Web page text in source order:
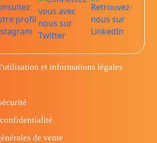
et informations légales
de vente